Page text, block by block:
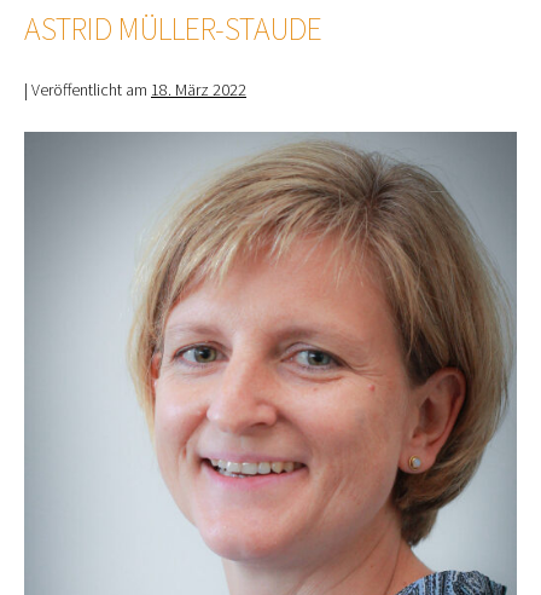
ASTRID MÜLLER-STAUDE
| Veröffentlicht am 18. März 2022